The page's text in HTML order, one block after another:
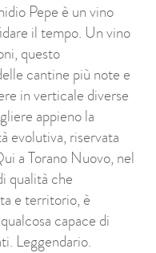
Pepe è un vino
il tempo. Un vino
questo
cantine più note e
in verticale diverse
appieno la
evolutiva, riservata
a Torano Nuovo, nel
qualità che
e territorio, è
capace di
Leggendario.